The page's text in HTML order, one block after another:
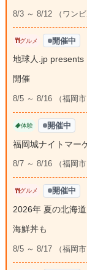
8/3 ～ 8/12 （ワンビ
グルメ 開催中
地球人.jp presents
開催
8/5 ～ 8/16 （福岡
体験 開催中
福岡城ナイトマー
8/7 ～ 8/16 （福岡市
グルメ 開催中
2026年 夏の北海
海鮮丼も
8/5 ～ 8/17 （福岡市